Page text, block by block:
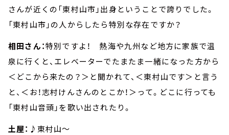
さんが近くの「東村山市」出身ということで誇りでした。
「東村山市」の人からしたら特別な存在ですか？
相田さん：特別ですよ！ 熱海や九州など地方に家族で温
泉に行くと、エレベーターでたまたま一緒になった方から
＜どこから来たの？＞と聞かれて、＜東村山です＞と言う
と、＜お！志村けんさんのとこか！＞って。どこに行っても
「東村山音頭」を歌い出されたり。
土屋： ♪東村山～